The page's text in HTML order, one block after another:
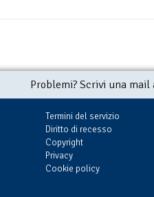
Problemi? Scrivi una
Termini del servizio
Diritto di recesso
Copyright
Privacy
Cookie policy